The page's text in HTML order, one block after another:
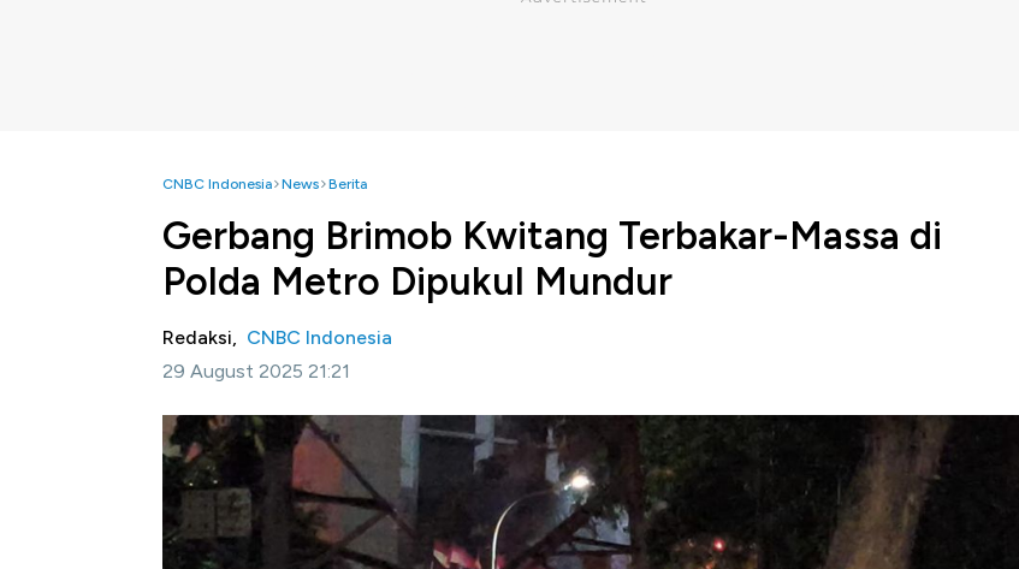
CNBC Indonesia News Berita
Gerbang Brimob Kwitang Terbakar-Massa di
Polda Metro Dipukul Mundur
Redaksi, CNBC Indonesia
29 August 2025 21:21